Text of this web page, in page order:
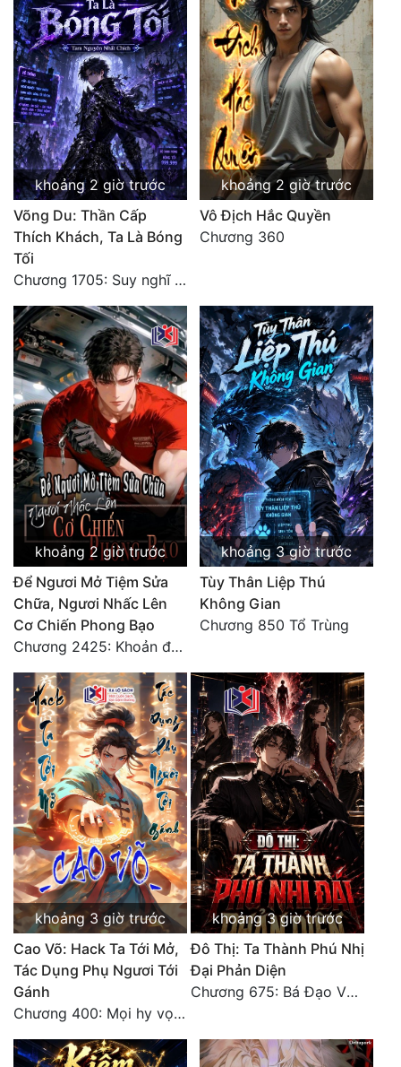
khoảng 2 giờ trước
Võng Du: Thần Cấp
Thích Khách, Ta Là Bóng
Tối
Chương 1705: Suy nghĩ sinh tồn của Vô Danh Tuyết!
khoảng 2 giờ trước
Vô Địch Hắc Quyền
Chương 360
khoảng 2 giờ trước
Để Ngươi Mở Tiệm Sửa
Chữa, Ngươi Nhấc Lên
Cơ Chiến Phong Bạo
Chương 2425: Khoản đầu tư của Tượng Chủ!! Nỗi nghi hoặc của Tô Bạch!
khoảng 3 giờ trước
Tùy Thân Liệp Thú
Không Gian
Chương 850 Tổ Trùng
khoảng 3 giờ trước
Cao Võ: Hack Ta Tới Mở,
Tác Dụng Phụ Ngươi Tới
Gánh
Chương 400: Mọi hy vọng đặt trên Tô Mặc!
khoảng 3 giờ trước
Đô Thị: Ta Thành Phú Nhị
Đại Phản Diện
Chương 675: Bá Đạo Vương Gia